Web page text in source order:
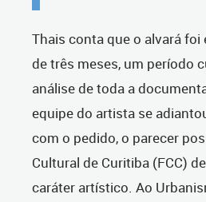
Thais conta que o alvará
de três meses, um período
análise de toda a
equipe do artista se
com o pedido, o parecer
Cultural de Curitiba (FCC)
caráter artístico. Ao